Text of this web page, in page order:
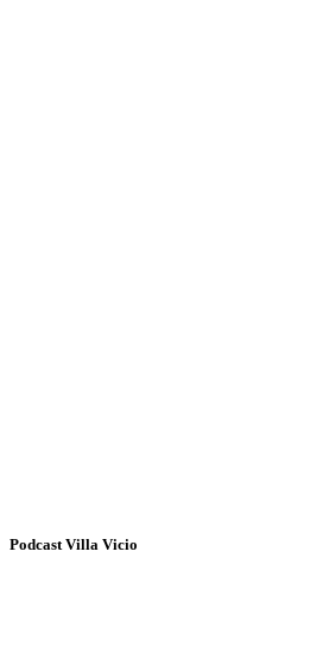
Podcast Villa Vicio